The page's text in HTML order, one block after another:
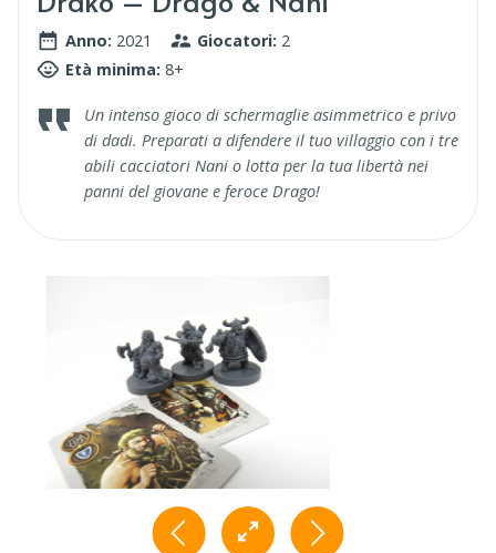
Anno: 2021 Giocatori: 2
Età minima: 8+
Un intenso gioco di schermaglie asimmetrico e privo
di dadi. Preparati a difendere il tuo villaggio con i tre
abili cacciatori Nani o lotta per la tua libertà nei
panni del giovane e feroce Drago!